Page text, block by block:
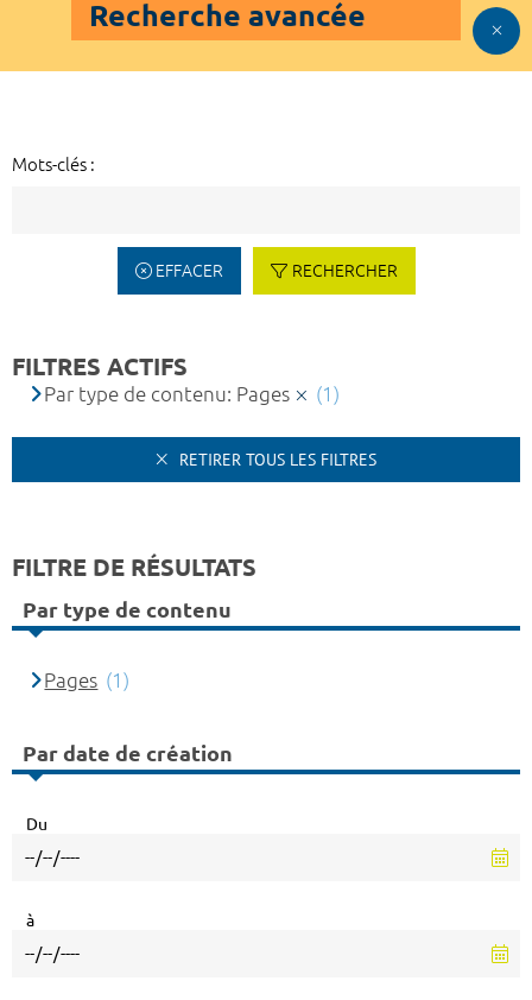
Recherche avancée
Mots-clés :
EFFACER RECHERCHER
FILTRES ACTIFS
Par type de contenu: Pages (1)
RETIRER TOUS LES FILTRES
FILTRE DE RÉSULTATS
Par type de contenu
Pages (1)
Par date de création
Du
à